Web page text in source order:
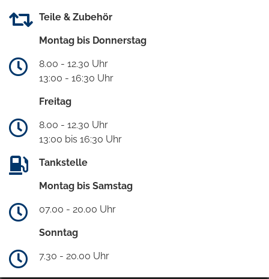
Teile & Zubehör
Montag bis Donnerstag
8.00 - 12.30 Uhr
13:00 - 16:30 Uhr
Freitag
8.00 - 12.30 Uhr
13:00 bis 16:30 Uhr
Tankstelle
Montag bis Samstag
07.00 - 20.00 Uhr
Sonntag
7.30 - 20.00 Uhr